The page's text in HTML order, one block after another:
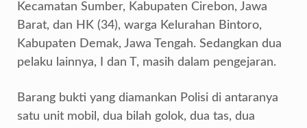
Kecamatan Sumber, Kabupaten Cirebon, Jawa
Barat, dan HK (34), warga Kelurahan Bintoro,
Kabupaten Demak, Jawa Tengah. Sedangkan dua
pelaku lainnya, I dan T, masih dalam pengejaran.
Barang bukti yang diamankan Polisi di antaranya
satu unit mobil, dua bilah golok, dua tas, dua